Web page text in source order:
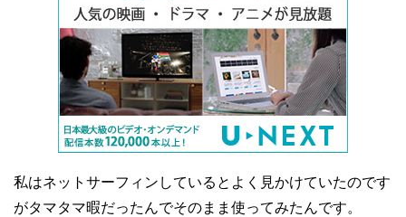
私はネットサーフィンしているとよく見かけていたのです
がタマタマ暇だったんでそのまま使ってみたんです。